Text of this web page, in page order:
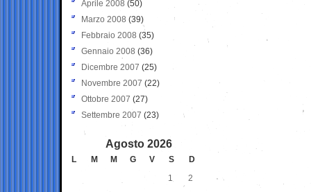
Aprile 2008 (50)
Marzo 2008 (39)
Febbraio 2008 (35)
Gennaio 2008 (36)
Dicembre 2007 (25)
Novembre 2007 (22)
Ottobre 2007 (27)
Settembre 2007 (23)
Agosto 2026
L M M G V S
D
1
2